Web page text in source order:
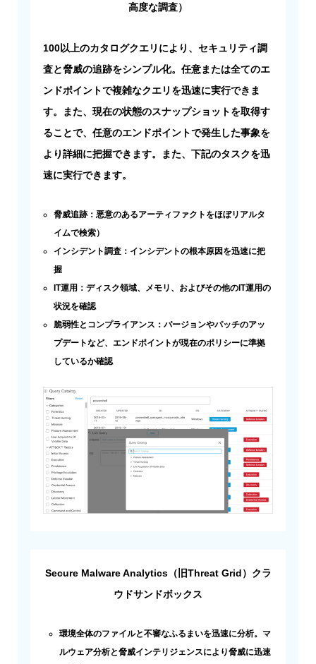
高度な調査）
100以上のカタログクエリにより、セキュリティ調
査と脅威の追跡をシンプル化。任意または全てのエ
ンドポイントで複雑なクエリを迅速に実行できま
す。また、現在の状態のスナップショットを取得す
ることで、任意のエンドポイントで発生した事象を
より詳細に把握できます。また、下記のタスクを迅
速に実行できます。
脅威追跡：悪意のあるアーティファクトをほぼリアルタ
イムで検索）
インシデント調査：インシデントの根本原因を迅速に把
握
IT運用：ディスク領域、メモリ、およびその他のIT運用の
状況を確認
脆弱性とコンプライアンス：バージョンやパッチのアッ
プデートなど、エンドポイントが現在のポリシーに準拠
しているか確認
Secure Malware Analytics（旧Threat Grid）クラ
ウドサンドボックス
環境全体のファイルと不審なふるまいを迅速に分析。マ
ルウェア分析と脅威インテリジェンスにより脅威に迅速